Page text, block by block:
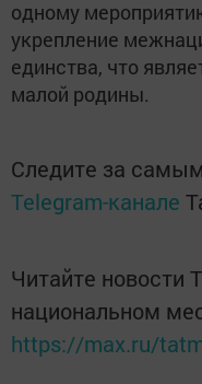
одному
укрепление
единства, что
малой родины.
Следите за
Telegram-канале
Читайте новости
национальном
https://max.ru/